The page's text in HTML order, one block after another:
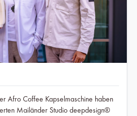
Afro Coffee Kapselmaschine haben
Mailänder Studio deepdesign®